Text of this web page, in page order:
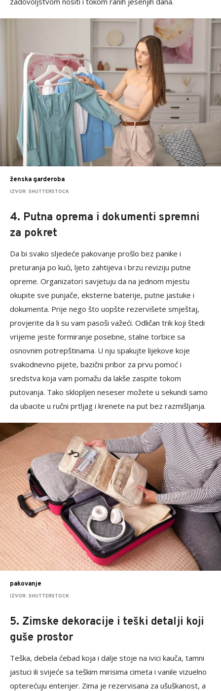
ženska garderoba
IZVOR: SHUTTERSTOCK
4. Putna oprema i dokumenti spremni
za pokret
Da bi svako sljedeće pakovanje prošlo bez panike i
preturanja po kući, ljeto zahtijeva i brzu reviziju putne
opreme. Organizatori savjetuju da na jednom mjestu
okupite sve punjače, eksterne baterije, putne jastuke i
dokumenta. Prije nego što uopšte rezervišete smještaj,
provjerite da li su vam pasoši važeći. Odličan trik koji štedi
vrijeme jeste formiranje posebne, stalne torbice sa
osnovnim potrepštinama. U nju spakujte lijekove koje
svakodnevno pijete, bazični pribor za prvu pomoć i
sredstva koja vam pomažu da lakše zaspite tokom
putovanja. Tako sklopljen neseser možete u sekundi samo
da ubacite u ručni prtljag i krenete na put bez razmišljanja.
pakovanje
IZVOR: SHUTTERSTOCK
5. Zimske dekoracije i teški detalji koji
guše prostor
Teška, debela ćebad koja i dalje stoje na ivici kauča, tamni
jastuci ili svijeće sa teškim mirisima cimeta i vanile vizuelno
opterećuju enterijer. Zima je rezervisana za ušuškanost, a